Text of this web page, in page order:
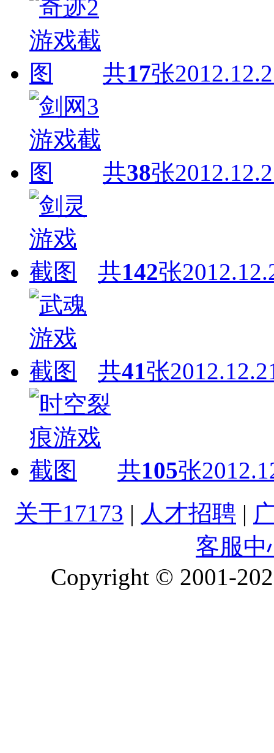
共17张
共38张
共142张
共41张
共105张
关于17173 | 人才招聘 |
客服中
Copyright © 2001-